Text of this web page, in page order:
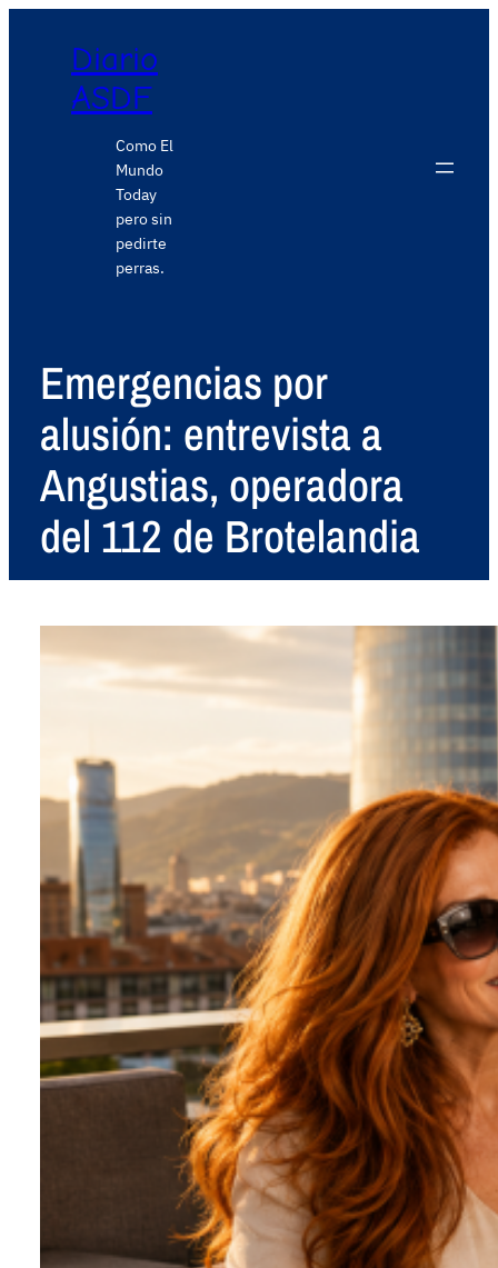
Diario
ASDF
Como El
Mundo
Today
pero sin
pedirte
perras.
Emergencias por
alusión: entrevista a
Angustias, operadora
del 112 de Brotelandia